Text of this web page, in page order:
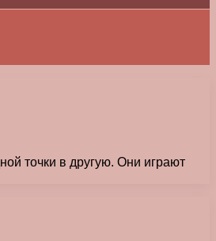
точки в другую. Они играют